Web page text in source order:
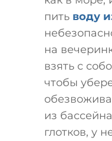
пить воду
на
взять с
чтобы
из
глотков, у